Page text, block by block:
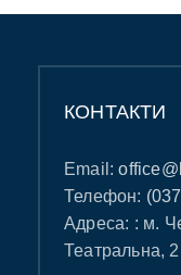
КОНТАКТИ
Email:
Телефон:
Адреса: : м.
Театральна, 2